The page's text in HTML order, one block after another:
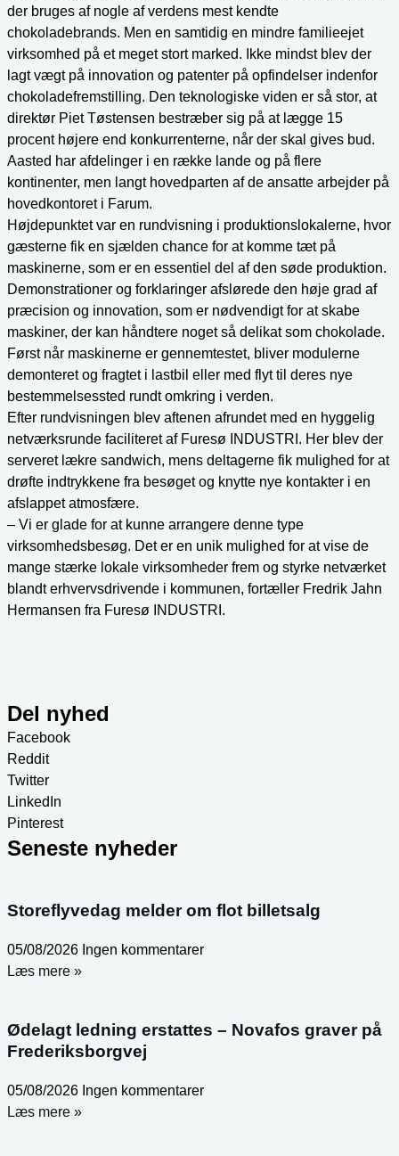
der bruges af nogle af verdens mest kendte
chokoladebrands. Men en samtidig en mindre familieejet
virksomhed på et meget stort marked. Ikke mindst blev der
lagt vægt på innovation og patenter på opfindelser indenfor
chokoladefremstilling. Den teknologiske viden er så stor, at
direktør Piet Tøstensen bestræber sig på at lægge 15
procent højere end konkurrenterne, når der skal gives bud.
Aasted har afdelinger i en række lande og på flere
kontinenter, men langt hovedparten af de ansatte arbejder på
hovedkontoret i Farum.
Højdepunktet var en rundvisning i produktionslokalerne, hvor
gæsterne fik en sjælden chance for at komme tæt på
maskinerne, som er en essentiel del af den søde produktion.
Demonstrationer og forklaringer afslørede den høje grad af
præcision og innovation, som er nødvendigt for at skabe
maskiner, der kan håndtere noget så delikat som chokolade.
Først når maskinerne er gennemtestet, bliver modulerne
demonteret og fragtet i lastbil eller med flyt til deres nye
bestemmelsessted rundt omkring i verden.
Efter rundvisningen blev aftenen afrundet med en hyggelig
netværksrunde faciliteret af Furesø INDUSTRI. Her blev der
serveret lækre sandwich, mens deltagerne fik mulighed for at
drøfte indtrykkene fra besøget og knytte nye kontakter i en
afslappet atmosfære.
– Vi er glade for at kunne arrangere denne type
virksomhedsbesøg. Det er en unik mulighed for at vise de
mange stærke lokale virksomheder frem og styrke netværket
blandt erhvervsdrivende i kommunen, fortæller Fredrik Jahn
Hermansen fra Furesø INDUSTRI.
Del nyhed
Facebook
Reddit
Twitter
LinkedIn
Pinterest
Seneste nyheder
Storeflyvedag melder om flot billetsalg
05/08/2026 Ingen kommentarer
Læs mere »
Ødelagt ledning erstattes – Novafos graver på
Frederiksborgvej
05/08/2026 Ingen kommentarer
Læs mere »